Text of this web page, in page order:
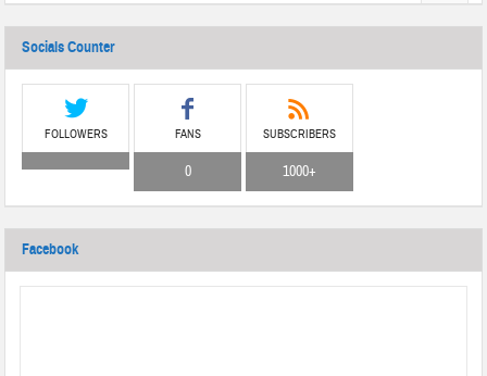
Socials Counter
FOLLOWERS FANS
0
SUBSCRIBERS
1000+
Facebook